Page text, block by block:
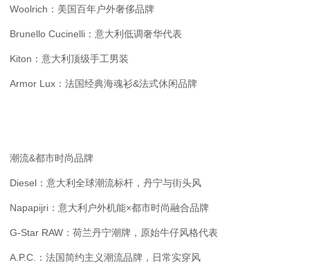
Woolrich：美国百年户外奢侈品牌
Brunello Cucinelli：意大利低调奢华代表
Kiton：意大利顶级手工男装
Armor Lux：法国经典海魂衫&法式休闲品牌
潮流&都市时尚品牌
Diesel：意大利全球潮流标杆，丹宁与街头风
Napapijri：意大利户外机能×都市时尚融合品牌
G-Star RAW：荷兰丹宁潮牌，原始牛仔风格代表
A.P.C.：法国简约主义潮流品牌，日常实穿风